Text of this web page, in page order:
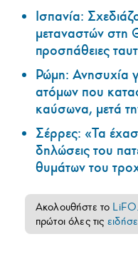
Ισπανία:
μεταναστών στη
προσπάθειες
Ρώμη: Ανησυχία
ατόμων που
καύσωνα, μετά
Σέρρες: «Τα
δηλώσεις του
θυμάτων του
Ακολουθήστε το
πρώτοι όλες τις